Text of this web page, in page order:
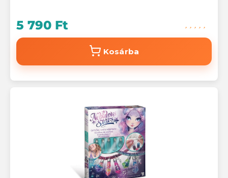
5 790 Ft
Kosárba